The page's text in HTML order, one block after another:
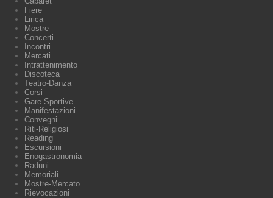
Fiere
Lirica
Mostre
Concerti
Incontri
Mercati
Intrattenimento
Discoteca
Teatro-Danza
Corsi
Gare-Sportive
Manifestazioni
Convegni
Riti-Religiosi
Reading
Escursioni
Enogastronomia
Raduni
Memoriali
Mostre-Mercato
Rievocazioni